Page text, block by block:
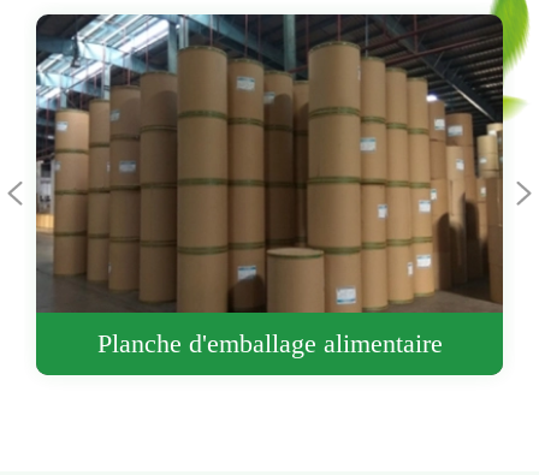
Planche d'emballage alimentaire
 